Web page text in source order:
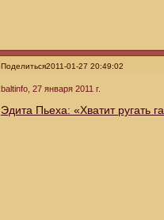
Поделиться2011-01-27 20:49:02
baltinfo, 27 января 2011 г.
Эдита Пьеха: «Хватит ругать